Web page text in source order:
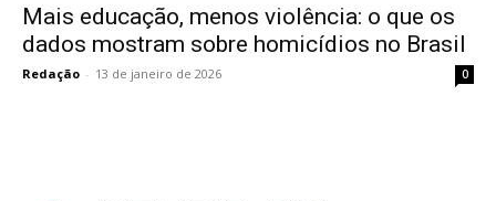
Mais educação, menos violência: o que os
dados mostram sobre homicídios no Brasil
Redação - 13 de janeiro de 2026 0